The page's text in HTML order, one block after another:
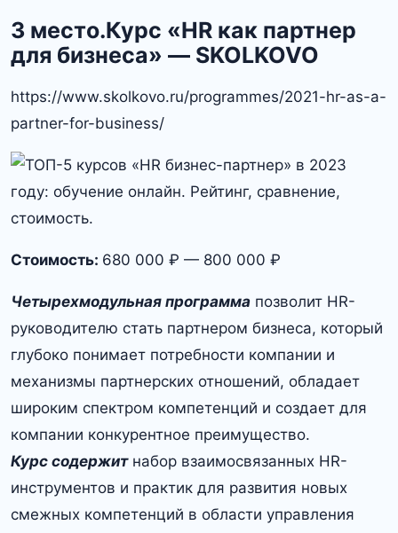
3 место.Курс «HR как партнер
для бизнеса» — SKOLKOVO
https://www.skolkovo.ru/programmes/2021-hr-as-a-
partner-for-business/
Стоимость: 680 000 ₽ — 800 000 ₽
Четырехмодульная программа позволит HR-
руководителю стать партнером бизнеса, который
глубоко понимает потребности компании и
механизмы партнерских отношений, обладает
широким спектром компетенций и создает для
компании конкурентное преимущество.
Курс содержитнабор взаимосвязанных HR-
инструментов и практик для развития новых
смежных компетенций в области управления